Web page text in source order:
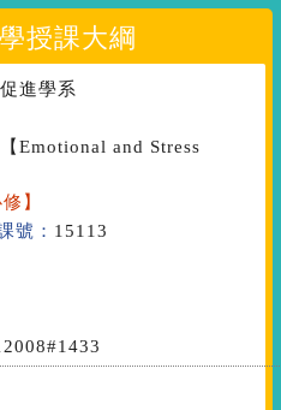
授課大綱
進學系
【Emotional and Stress
】
號： 15113